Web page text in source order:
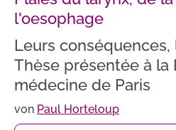
l'oesophage
Leurs
Thèse présentée à la
médecine de Paris
von Paul Horteloup